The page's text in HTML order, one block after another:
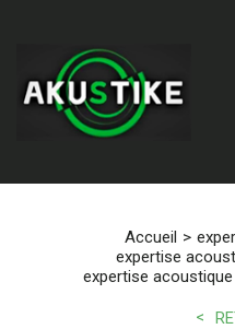
Accueil
expertise
expertise